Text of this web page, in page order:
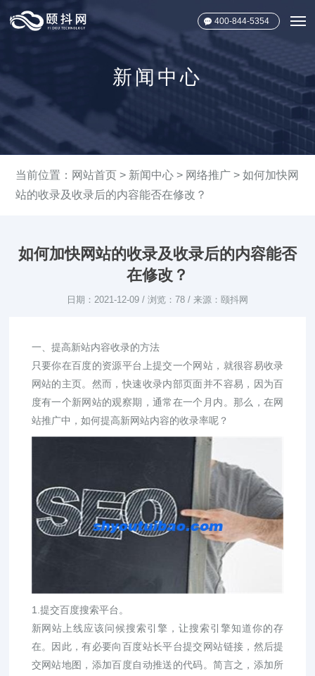
400-844-5354
新闻中心
当前位置： 网站首页 > 新闻中心 > 网络推广 > 如何加快网
站的收录及收录后的内容能否在修改？
如何加快网站的收录及收录后的内容能否
在修改？
日期：2021-12-09 / 浏览：78 / 来源：颐抖网
一、提高新站内容收录的方法
只要你在百度的资源平台上提交一个网站，就很容易收录
网站的主页。然而，快速收录内部页面并不容易，因为百
度有一个新网站的观察期，通常在一个月内。那么，在网
站推广中，如何提高新网站内容的收录率呢？
1.提交百度搜索平台。
新网站上线应该问候搜索引擎，让搜索引擎知道你的存
在。因此，有必要向百度站长平台提交网站链接，然后提
交网站地图，添加百度自动推送的代码。简言之，添加所